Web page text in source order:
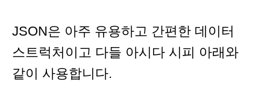
JSON은 아주 유용하고 간편한 데이터
스트럭처이고 다들 아시다 시피 아래와
같이 사용합니다.